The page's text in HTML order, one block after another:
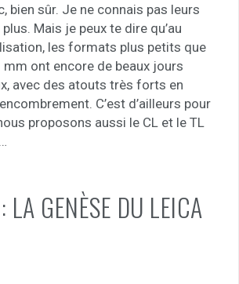
bien sûr. Je ne connais pas leurs
Mais je peux te dire qu’au
les formats plus petits que
mm ont encore de beaux jours
avec des atouts très forts en
C’est d’ailleurs pour
proposons aussi le CL et le TL
LA GENÈSE DU LEICA